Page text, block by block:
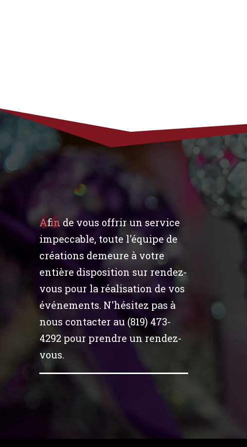
Afin de vous offrir un service
impeccable, toute l'équipe de
créations demeure à votre
entière disposition sur rendez-
vous pour la réalisation de vos
événements. N'hésitez pas à
nous contacter au (819) 473-
4292 pour prendre un rendez-
vous.